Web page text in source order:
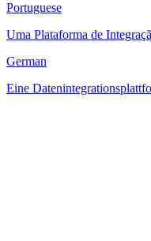
Portuguese
Uma Plataforma de
German
Eine